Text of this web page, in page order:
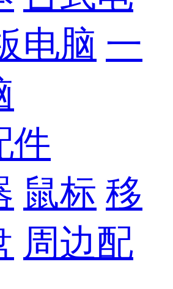
电脑 一
件
鼠标 移
周边配